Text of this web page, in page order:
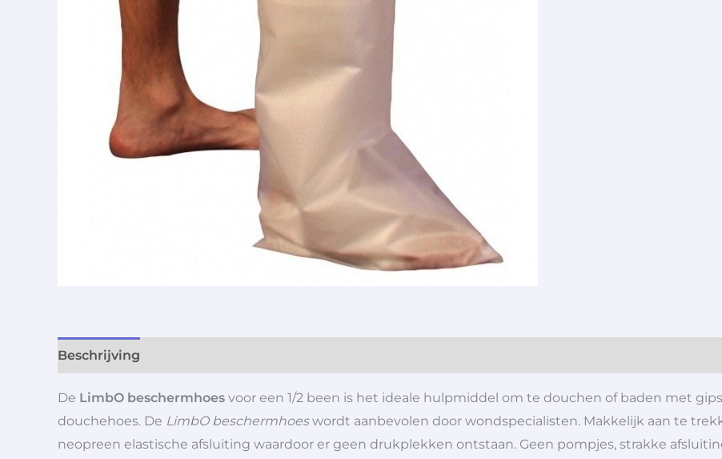
Beschrijving
De LimbO beschermhoes voor een 1/2 been is het ideale hulpmiddel om te douchen of baden met
douchehoes. De LimbO beschermhoeswordt aanbevolen door wondspecialisten. Makkelijk aan te
neopreen elastische afsluiting waardoor er geen drukplekken ontstaan. Geen pompjes, strakke